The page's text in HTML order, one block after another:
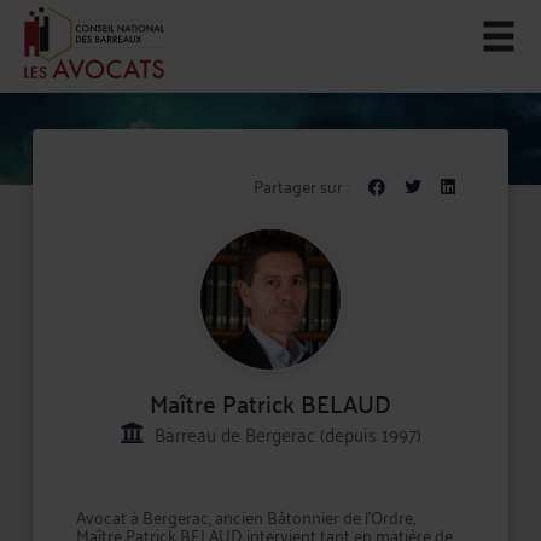
Partager sur :
Maître Patrick BELAUD
Barreau de Bergerac (depuis 1997)
Avocat à Bergerac, ancien Bâtonnier de l'Ordre,
Maître Patrick BELAUD intervient tant en matière de